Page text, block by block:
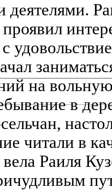
на
в
читали в
Раиля